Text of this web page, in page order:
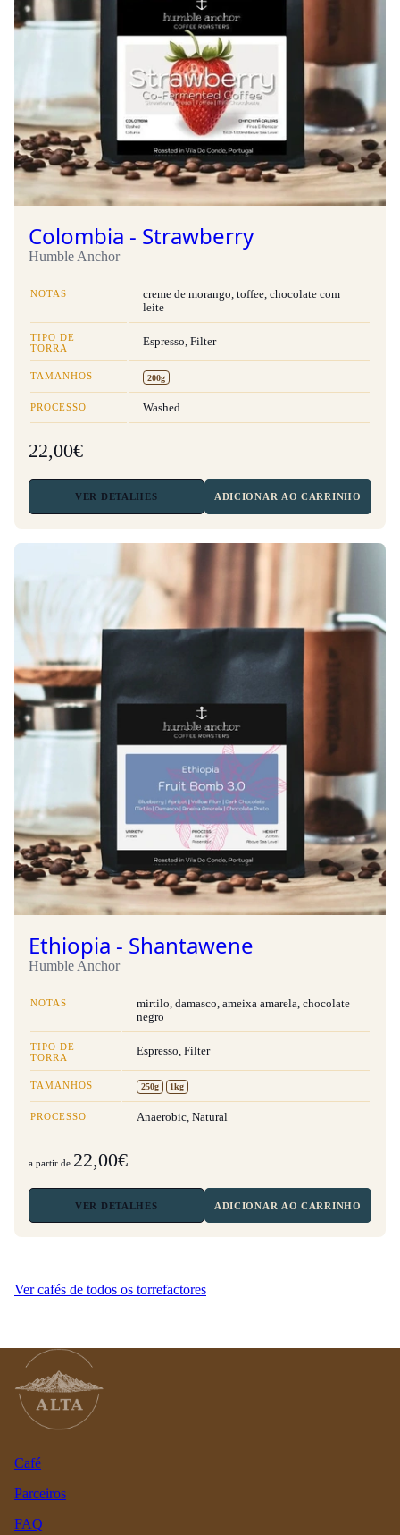
Colombia - Strawberry
Humble Anchor
NOTAS
creme de morango, toffee, chocolate com
leite
TIPO DE
TORRA
Espresso, Filter
TAMANHOS 200g
PROCESSO Washed
22,00€
VER DETALHES ADICIONAR AO CARRINHO
Ethiopia - Shantawene
Humble Anchor
NOTAS
mirtilo, damasco, ameixa amarela, chocolate
negro
TIPO DE
TORRA
Espresso, Filter
TAMANHOS 250g 1kg
PROCESSO Anaerobic, Natural
a partir de 22,00€
VER DETALHES ADICIONAR AO CARRINHO
Ver cafés de todos os torrefactores
Café
Parceiros
FAQ